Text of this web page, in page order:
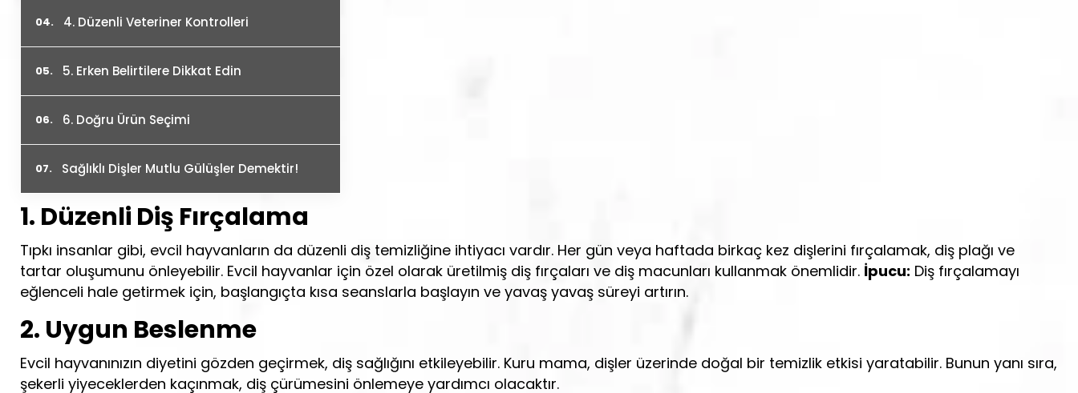
4. Düzenli Veteriner Kontrolleri
5. Erken Belirtilere Dikkat Edin
6. Doğru Ürün Seçimi
Sağlıklı Dişler Mutlu Gülüşler Demektir!
1. Düzenli Diş Fırçalama
Tıpkı insanlar gibi, evcil hayvanların da düzenli diş temizliğine ihtiyacı vardır. Her gün veya haftada birkaç kez dişlerini fırçalamak, diş plağı ve
tartar oluşumunu önleyebilir. Evcil hayvanlar için özel olarak üretilmiş diş fırçaları ve diş macunları kullanmak önemlidir. İpucu: Diş fırçalamayı
eğlenceli hale getirmek için, başlangıçta kısa seanslarla başlayın ve yavaş yavaş süreyi artırın.
2. Uygun Beslenme
Evcil hayvanınızın diyetini gözden geçirmek, diş sağlığını etkileyebilir. Kuru mama, dişler üzerinde doğal bir temizlik etkisi yaratabilir. Bunun yanı sıra,
şekerli yiyeceklerden kaçınmak, diş çürümesini önlemeye yardımcı olacaktır.